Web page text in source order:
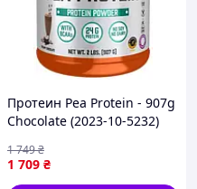
Протеин Pea Protein - 907g
Chocolate (2023-10-5232)
1 709 ₴
1 749₴